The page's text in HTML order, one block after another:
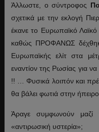
Άλλωστε, ο σύντροφος
σχετικά με την εκλογή
έκανε το Ευρωπαϊκό
καθώς ΠΡΟΦΑΝΩΣ
Ευρωπαϊκής ελίτ στα
εναντίον της Ρωσίας για
!! … Φυσικά λοιπόν και
θα βάλει φωτιά στην
Άραγε συμφωνούν μαζί
«αντιρωσική υστερία»;